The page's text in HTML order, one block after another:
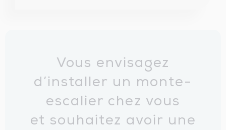
Vous envisagez
d’installer un monte-
escalier chez vous
et souhaitez avoir une